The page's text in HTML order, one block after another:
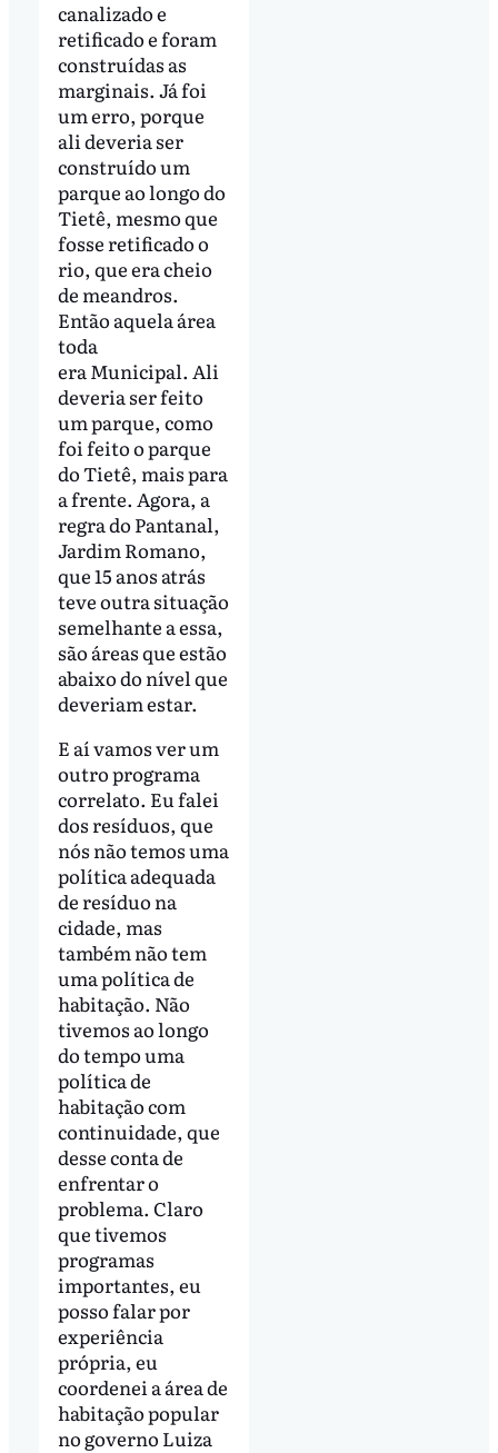
canalizado e
retificado e foram
construídas as
marginais. Já foi
um erro, porque
ali deveria ser
construído um
parque ao longo do
Tietê, mesmo que
fosse retificado o
rio, que era cheio
de meandros.
Então aquela área
toda
era Municipal. Ali
deveria ser feito
um parque, como
foi feito o parque
do Tietê, mais para
a frente. Agora, a
regra do Pantanal,
Jardim Romano,
que 15 anos atrás
teve outra situação
semelhante a essa,
são áreas que estão
abaixo do nível que
deveriam estar.
E aí vamos ver um
outro programa
correlato. Eu falei
dos resíduos, que
nós não temos uma
política adequada
de resíduo na
cidade, mas
também não tem
uma política de
habitação. Não
tivemos ao longo
do tempo uma
política de
habitação com
continuidade, que
desse conta de
enfrentar o
problema. Claro
que tivemos
programas
importantes, eu
posso falar por
experiência
própria, eu
coordenei a área de
habitação popular
no governo Luiza